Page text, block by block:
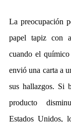
La preocupación
papel tapiz con
cuando el
envió una carta a
sus hallazgos. Si
producto
Estados Unidos,